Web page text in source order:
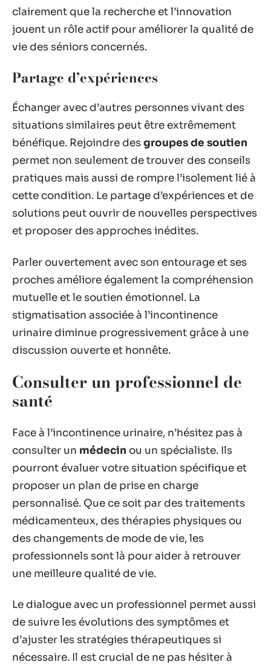
clairement que la recherche et l’innovation
jouent un rôle actif pour améliorer la qualité de
vie des séniors concernés.
Partage d’expériences
Échanger avec d’autres personnes vivant des
situations similaires peut être extrêmement
bénéfique. Rejoindre desgroupes de soutien
permet non seulement de trouver des conseils
pratiques mais aussi de rompre l’isolement lié à
cette condition. Le partage d’expériences et de
solutions peut ouvrir de nouvelles perspectives
et proposer des approches inédites.
Parler ouvertement avec son entourage et ses
proches améliore également la compréhension
mutuelle et le soutien émotionnel. La
stigmatisation associée à l’incontinence
urinaire diminue progressivement grâce à une
discussion ouverte et honnête.
Consulter un professionnel de
santé
Face à l’incontinence urinaire, n’hésitez pas à
consulter un médecin ou un spécialiste. Ils
pourront évaluer votre situation spécifique et
proposer un plan de prise en charge
personnalisé. Que ce soit par des traitements
médicamenteux, des thérapies physiques ou
des changements de mode de vie, les
professionnels sont là pour aider à retrouver
une meilleure qualité de vie.
Le dialogue avec un professionnel permet aussi
de suivre les évolutions des symptômes et
d’ajuster les stratégies thérapeutiques si
nécessaire. Il est crucial de ne pas hésiter à